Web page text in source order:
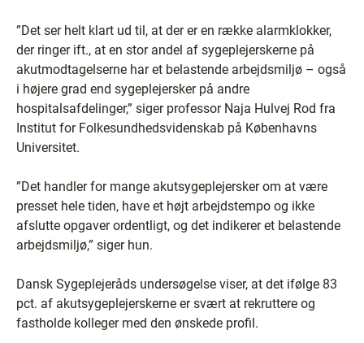
”Det ser helt klart ud til, at der er en række alarmklokker,
der ringer ift., at en stor andel af sygeplejerskerne på
akutmodtagelserne har et belastende arbejdsmiljø – også
i højere grad end sygeplejersker på andre
hospitalsafdelinger,” siger professor Naja Hulvej Rod fra
Institut for Folkesundhedsvidenskab på Københavns
Universitet.
”Det handler for mange akutsygeplejersker om at være
presset hele tiden, have et højt arbejdstempo og ikke
afslutte opgaver ordentligt, og det indikerer et belastende
arbejdsmiljø,” siger hun.
Dansk Sygeplejeråds undersøgelse viser, at det ifølge 83
pct. af akutsygeplejerskerne er svært at rekruttere og
fastholde kolleger med den ønskede profil.